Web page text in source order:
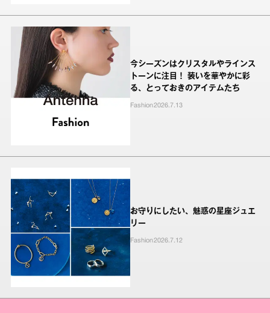
今シーズンはクリスタルやラインス
トーンに注目！ 装いを華やかに彩
る、とっておきのアイテムたち
Fashion2026.7.13
お守りにしたい、魅惑の星座ジュエ
リー
Fashion2026.7.12